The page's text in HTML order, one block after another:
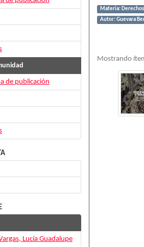
Materia:
Autor: Guevara
Mostrando
de publicación
Lucía Guadalupe